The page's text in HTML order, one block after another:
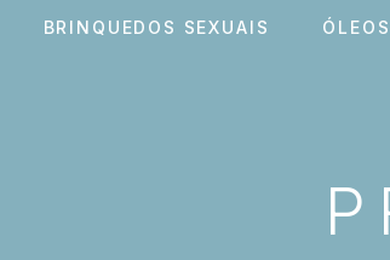
BRINQUEDOS SEXUAIS